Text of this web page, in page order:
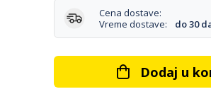
Cena dostave:
Vreme dostave:
do 30
Dodaj u